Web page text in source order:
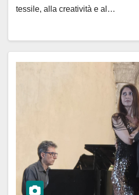
tessile, alla creatività e al…